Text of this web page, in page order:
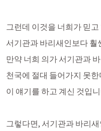
그런데 이것을 너희가 믿
서기관과 바리새인보다 훨
만약 너희 의가 서기관과
천국에 절대 들어가지 못
이 얘기를 하고 계신 것입
그렇다면, 서기관과 바리